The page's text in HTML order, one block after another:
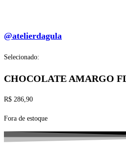
@atelierdagula
Selecionado:
CHOCOLATE AMARGO
R$ 286,90
Fora de estoque